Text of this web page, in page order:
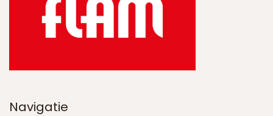
Navigatie